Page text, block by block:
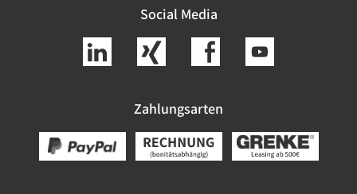
Social Media
Zahlungsarten